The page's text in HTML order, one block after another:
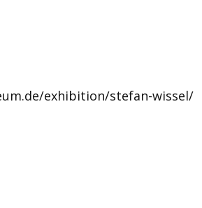
exhibition/stefan-wissel/